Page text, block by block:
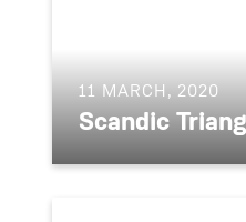
11 MARCH, 2020
Scandic